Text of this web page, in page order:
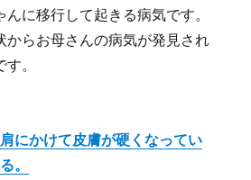
に移行して起きる病気です。
からお母さんの病気が発見され
。
にかけて皮膚が硬くなってい
。